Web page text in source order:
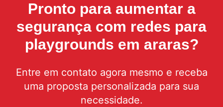
Pronto para aumentar a
segurança com redes para
playgrounds em araras?
Entre em contato agora mesmo e receba
uma proposta personalizada para sua
necessidade.